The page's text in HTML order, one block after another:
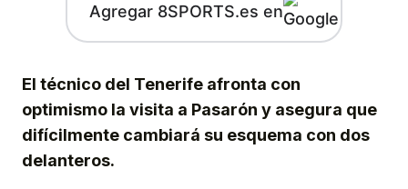
Agregar 8SPORTS.es en
El técnico del Tenerife afronta con
optimismo la visita a Pasarón y asegura que
difícilmente cambiará su esquema con dos
delanteros.